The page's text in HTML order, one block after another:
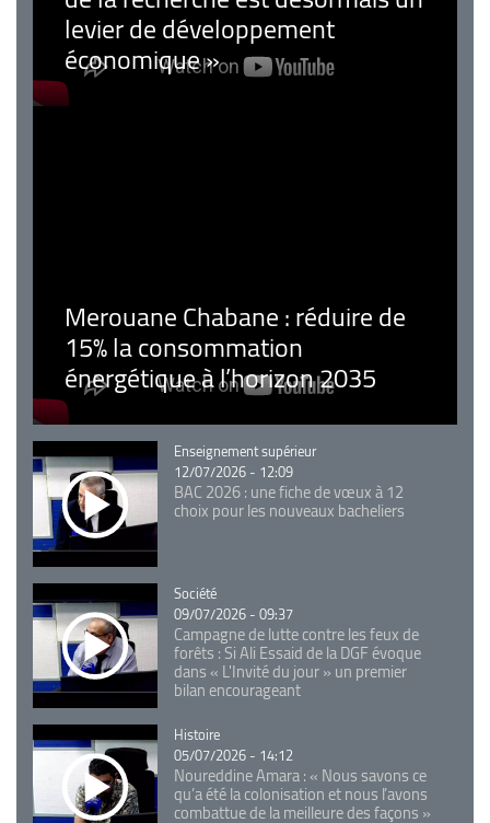
levier de développement
économique »
Merouane Chabane : réduire de
15% la consommation
énergétique à l’horizon 2035
Catégorie
Enseignement supérieur
12/07/2026 - 12:09
BAC 2026 : une fiche de vœux à 12
choix pour les nouveaux bacheliers
Catégorie
Société
09/07/2026 - 09:37
Campagne de lutte contre les feux de
forêts : Si Ali Essaid de la DGF évoque
dans « L'Invité du jour » un premier
bilan encourageant
Catégorie
Histoire
05/07/2026 - 14:12
Noureddine Amara : « Nous savons ce
qu’a été la colonisation et nous l’avons
combattue de la meilleure des façons »